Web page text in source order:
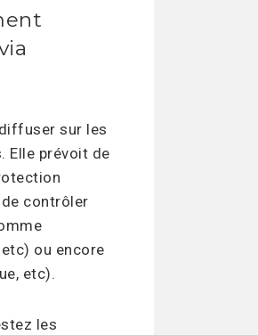
sur les
Elle prévoit de
contrôler
ou encore
etc).
les